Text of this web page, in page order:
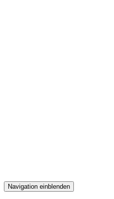
Navigation einblenden